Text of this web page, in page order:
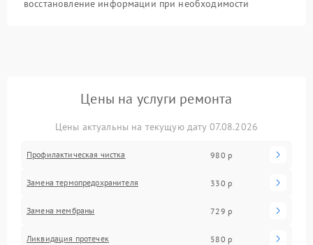
восстановление информации при необходимости
Цены на услуги ремонта
Цены актуальны на текущую дату 07.08.2026
Профилактическая чистка 980 р
Замена термопредохранителя 330 р
Замена мембраны 729 р
Ликвидация протечек 580 р